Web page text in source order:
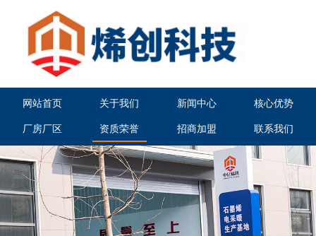
网站首页 关于我们 新闻中心 核心优势
厂房厂区 资质荣誉 招商加盟 联系我们